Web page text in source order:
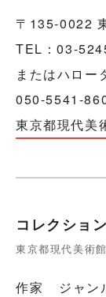
〒135-0022
TEL：03-
またはハロー
050-5541-
東京都現代美
コレクショ
東京都現代美術
作家 ジャン